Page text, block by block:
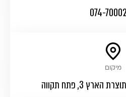
074-
מיקום